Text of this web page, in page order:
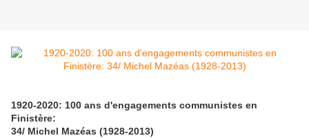
1920-2020: 100 ans d'engagements communistes en
Finistère:
34/ Michel Mazéas (1928-2013)